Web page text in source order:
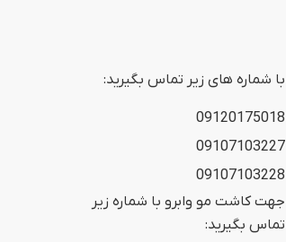
با شماره های زیر تماس بگیرید:
09120175018
09107103227
09107103228
جهت کاشت مو وابرو با شماره زیر
تماس بگیرید: